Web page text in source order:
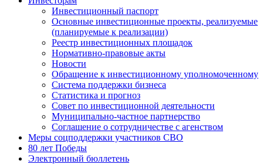
Инвестиционный паспорт
Основные инвестиционные проекты, реализуемые
(планируемые к реализации)
Реестр инвестиционных площадок
Нормативно-правовые акты
Новости
Обращение к инвестиционному уполномоченному
Система поддержки бизнеса
Статистика и прогноз
Совет по инвестиционной деятельности
Муниципально-частное партнерство
Соглашение о сотрудничестве с агенством
Меры соцподдержки участников СВО
80 лет Победы
Электронный бюллетень